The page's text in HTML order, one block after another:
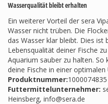
Wasserqualität bleibt erhalten
Ein weiterer Vorteil der sera
Wasser nicht trüben. Die
das Wasser klar bleibt. Dies ist
Lebensqualität deiner Fische
Aquarium sauber zu halten. So
deine Fische in einer
Produktnummer:1000074835
Futtermittelunternehmer:
Heinsberg, info@sera.de